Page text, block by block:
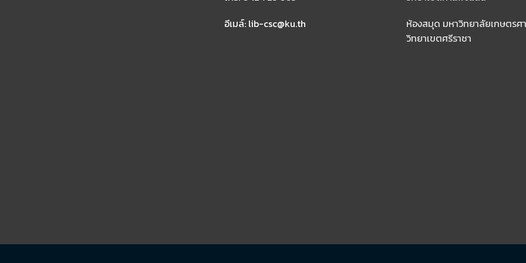
อีเมล์: lib-csc@ku.th
ห้องสมุด มหาวิทยาลัยเกษตรศ
วิทยาเขตศรีราชา